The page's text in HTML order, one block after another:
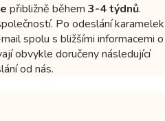
přibližně během 3-4 týdnů.
Po odeslání karamelek
spolu s bližšími informacemi o
obvykle doručeny následující
od nás.